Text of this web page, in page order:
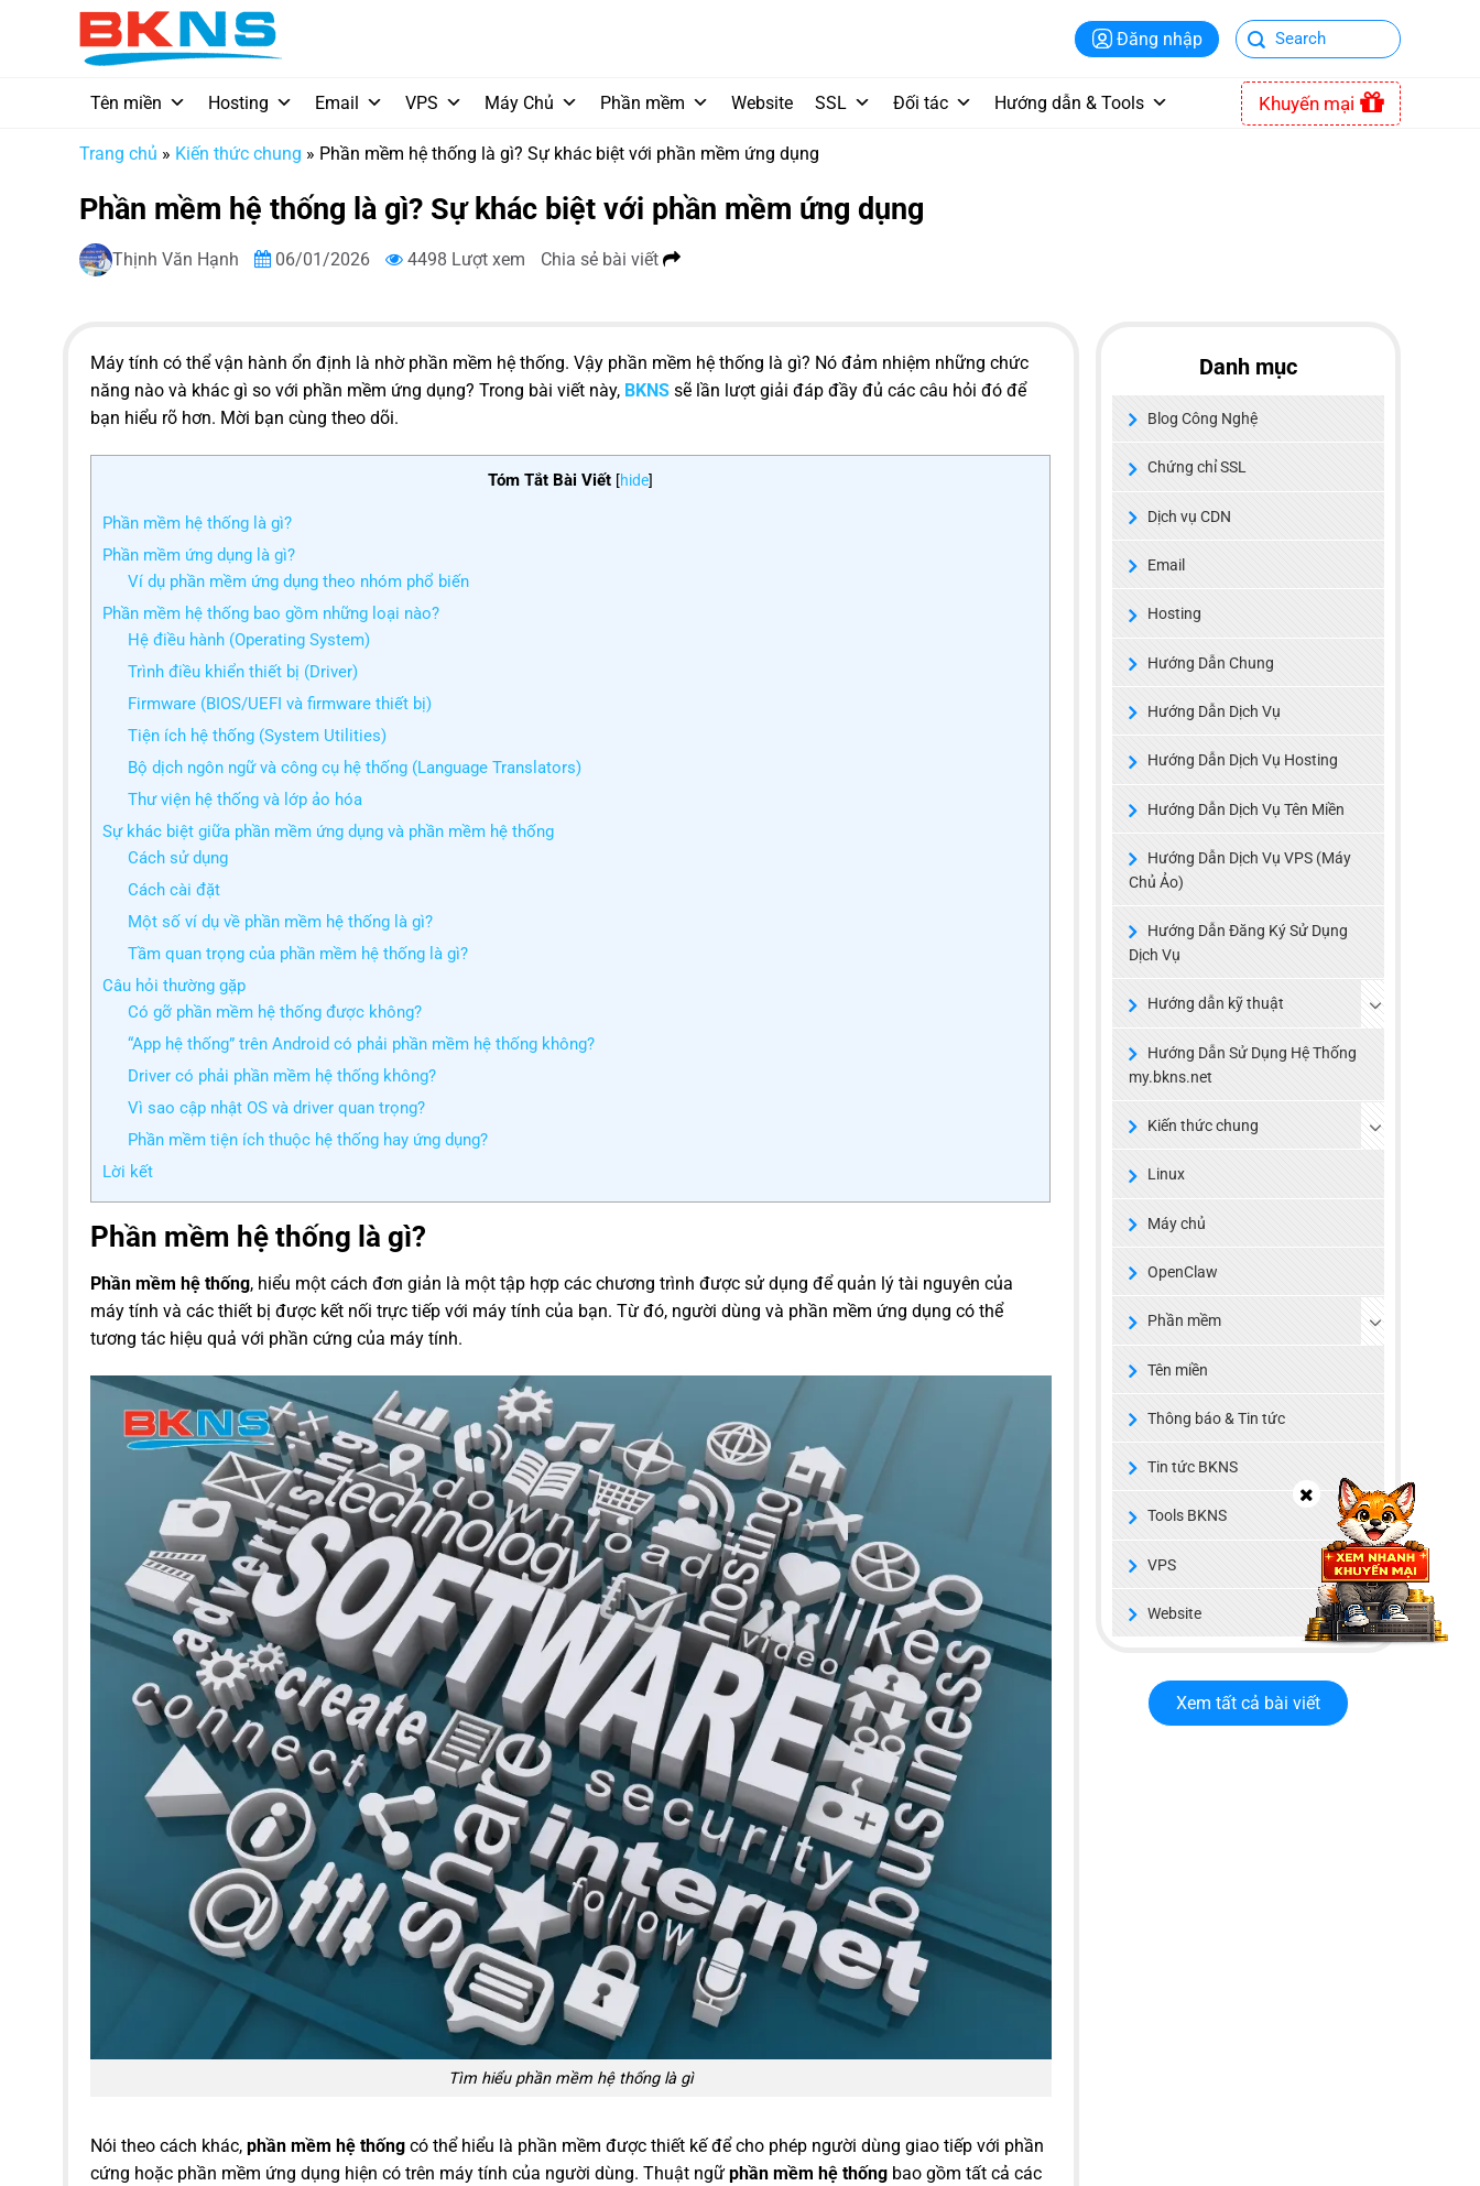
Đăng nhập
Tên miền Hosting Email VPS Máy Chủ Phần mềm Website SSL Đối tác Hướng dẫn & Tools Khuyến mại
Trang chủ » Kiến thức chung » Phần mềm hệ thống là gì? Sự khác biệt với phần mềm ứng dụng
Phần mềm hệ thống là gì? Sự khác biệt với phần mềm ứng dụng
Thịnh Văn Hạnh 06/01/2026 4498 Lượt xem Chia sẻ bài viết
Máy tính có thể vận hành ổn định là nhờ phần mềm hệ thống. Vậy phần mềm hệ thống là gì? Nó đảm nhiệm những chức
năng nào và khác gì so với phần mềm ứng dụng? Trong bài viết này, BKNS sẽ lần lượt giải đáp đầy đủ các câu hỏi đó để
bạn hiểu rõ hơn. Mời bạn cùng theo dõi.
Tóm Tắt Bài Viết [hide]
Phần mềm hệ thống là gì?
Phần mềm ứng dụng là gì?
Ví dụ phần mềm ứng dụng theo nhóm phổ biến
Phần mềm hệ thống bao gồm những loại nào?
Hệ điều hành (Operating System)
Trình điều khiển thiết bị (Driver)
Firmware (BIOS/UEFI và firmware thiết bị)
Tiện ích hệ thống (System Utilities)
Bộ dịch ngôn ngữ và công cụ hệ thống (Language Translators)
Thư viện hệ thống và lớp ảo hóa
Sự khác biệt giữa phần mềm ứng dụng và phần mềm hệ thống
Cách sử dụng
Cách cài đặt
Một số ví dụ về phần mềm hệ thống là gì?
Tầm quan trọng của phần mềm hệ thống là gì?
Câu hỏi thường gặp
Có gỡ phần mềm hệ thống được không?
“App hệ thống” trên Android có phải phần mềm hệ thống không?
Driver có phải phần mềm hệ thống không?
Vì sao cập nhật OS và driver quan trọng?
Phần mềm tiện ích thuộc hệ thống hay ứng dụng?
Lời kết
Phần mềm hệ thống là gì?
Phần mềm hệ thống, hiểu một cách đơn giản là một tập hợp các chương trình được sử dụng để quản lý tài nguyên của
máy tính và các thiết bị được kết nối trực tiếp với máy tính của bạn. Từ đó, người dùng và phần mềm ứng dụng có thể
tương tác hiệu quả với phần cứng của máy tính.
Tìm hiểu phần mềm hệ thống là gì
Nói theo cách khác, phần mềm hệ thống có thể hiểu là phần mềm được thiết kế để cho phép người dùng giao tiếp với phần
cứng hoặc phần mềm ứng dụng hiện có trên máy tính của người dùng. Thuật ngữ phần mềm hệ thống bao gồm tất cả các
Danh mục
Blog Công Nghệ
Chứng chỉ SSL
Dịch vụ CDN
Email
Hosting
Hướng Dẫn Chung
Hướng Dẫn Dịch Vụ
Hướng Dẫn Dịch Vụ Hosting
Hướng Dẫn Dịch Vụ Tên Miền
Hướng Dẫn Dịch Vụ VPS (Máy
Chủ Ảo)
Hướng Dẫn Đăng Ký Sử Dụng
Dịch Vụ
Hướng dẫn kỹ thuật
Hướng Dẫn Sử Dụng Hệ Thống
my.bkns.net
Kiến thức chung
Linux
Máy chủ
OpenClaw
Phần mềm
Tên miền
Thông báo & Tin tức
Tin tức BKNS
Tools BKNS
VPS
Website
Xem tất cả bài viết